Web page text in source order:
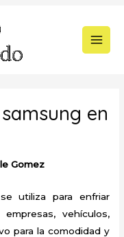
en
Gomez
utiliza para enfriar
vehículos,
para la comodidad y